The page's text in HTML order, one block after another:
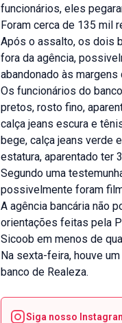
funcionários, eles
Foram cerca de 135 mil
Após o assalto, os dois
fora da agência,
abandonado às
Os funcionários do
pretos, rosto fino,
calça jeans escura e
bege, calça jeans verde
estatura, aparentado ter
Segundo uma
possivelmente foram
A agência bancária não
orientações feitas pela
Sicoob em menos de
Na sexta-feira, houve
banco de Realeza.
Siga nosso